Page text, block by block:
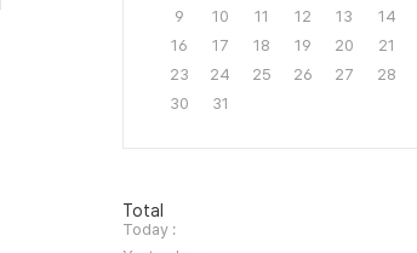
9
10 11 12 13 14
16
17 18 19 20 21
23
24 25 26 27 28
30
31
방
문
자
Total
Today :